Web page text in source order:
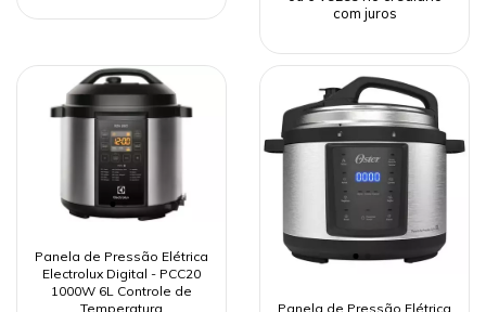
Panela de Pressão Elétrica
Electrolux Digital - PCC20
1000W 6L Controle de
Temperatura
Panela de Pressão Elétrica